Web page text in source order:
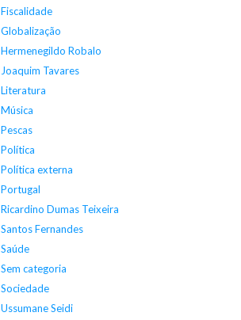
Fiscalidade
Globalização
Hermenegildo Robalo
Joaquim Tavares
Literatura
Música
Pescas
Política
Política externa
Portugal
Ricardino Dumas Teixeira
Santos Fernandes
Saúde
Sem categoria
Sociedade
Ussumane Seidi